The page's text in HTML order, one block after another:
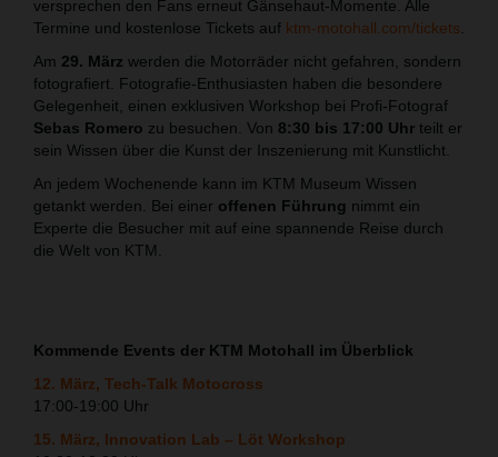
versprechen den Fans erneut Gänsehaut-Momente. Alle
Termine und kostenlose Tickets auf ktm-motohall.com/tickets
Am 29. März werden die Motorräder nicht gefahren, sondern
fotografiert. Fotografie-Enthusiasten haben die besondere
Gelegenheit, einen exklusiven Workshop bei Profi-Fotograf
Sebas Romero zu besuchen. Von 8:30 bis 17:00 Uhr teilt er
sein Wissen über die Kunst der Inszenierung mit Kunstlicht.
An jedem Wochenende kann im KTM Museum Wissen
getankt werden. Bei einer offenen Führung nimmt ein
Experte die Besucher mit auf eine spannende Reise durch
die Welt von KTM.
Kommende Events der KTM Motohall im Überblick
12. März, Tech-Talk Motocross
17:00-19:00 Uhr
15. März, Innovation Lab – Löt Workshop